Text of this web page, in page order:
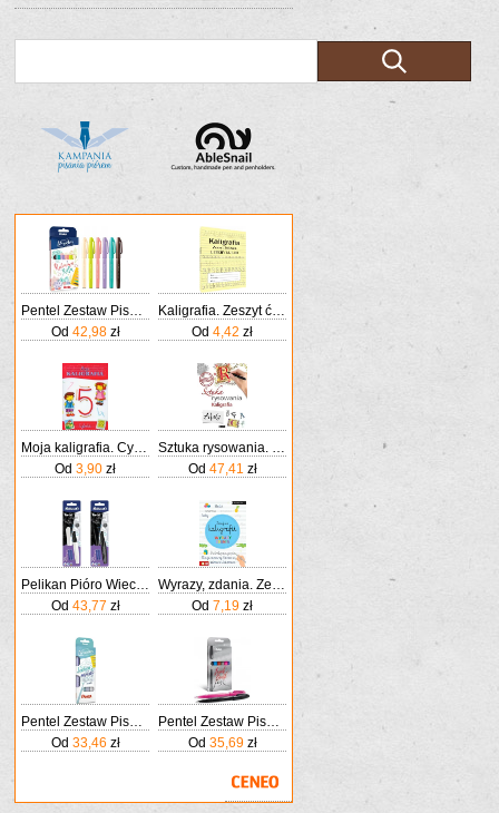
Pentel Zestaw Pisaków Do Kaligrafii Ses15C Kolorowa Rafa
Od 42,98zł
Kaligrafia. Zeszyt ćwiczeń. Litery klasa 1-3
Od4,42 zł
Moja kaligrafia. Cyferki
Od3,90 zł
Sztuka rysowania. Kaligrafia
Od 47,41 zł
Pelikan Pióro Wieczne Twist Do Kaligrafii P457 M+ 2 Naboje
Od 43,77 zł
Wyrazy, zdania. Zeszyt do kaligrafii
Od7,19 zł
Pentel Zestaw Pisaków Do Kaligrafii 4 Kolory
Od 33,46 zł
Pentel Zestaw Pisaków Pędzelkowych Do Kaligrafii I Liternictwa Czarny/Niebieski/Brązowy/Szary/Różowy/Fioletowy
Od 35,69zł